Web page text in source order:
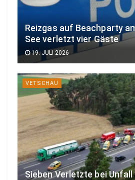
Reizgas auf Beachparty
See verletzt vier Gäste
19. JULI 2026
VETSCHAU
Sieben Verletzte bei